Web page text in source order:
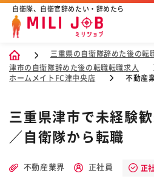
自衛隊、自衛官辞めたい・辞めたら
三重県の自衛隊辞めた後の転
津市の自衛隊辞めた後の転職転職求人
ホームメイトFC津中央店
不動産
三重県津市で未経験
／自衛隊から転職
不動産業界 正社員 正